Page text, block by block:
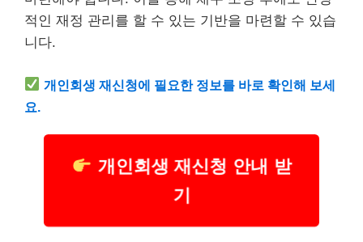
적인 재정 관리를 할 수 있는 기반을 마련할 수 있습
니다.
개인회생 재신청에 필요한 정보를 바로 확인해 보세
요.
개인회생 재신청 안내 받
기